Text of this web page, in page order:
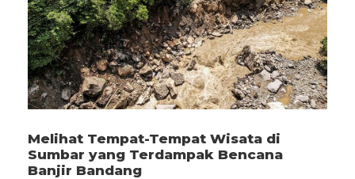
Melihat Tempat-Tempat Wisata di
Sumbar yang Terdampak Bencana
Banjir Bandang